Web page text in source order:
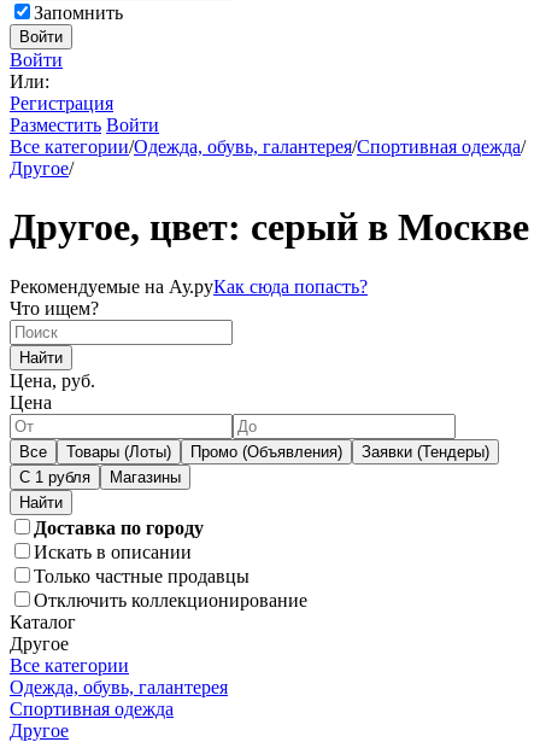
Запомнить
Войти
Войти
Или:
Регистрация
Разместить Войти
Все категории/Одежда, обувь, галантерея/Спортивная одежда/
Другое/
Другое, цвет: серый в Москве
Рекомендуемые на Ау.руКак сюда попасть?
Что ищем?
Найти
Цена, руб.
Цена
Все Товары (Лоты) Промо (Объявления)
Заявки (Тендеры)
С 1 рубля
Магазины
Доставка по городу
Искать в описании
Только частные продавцы
Отключить коллекционирование
Каталог
Другое
Все категории
Одежда, обувь, галантерея
Спортивная одежда
Другое